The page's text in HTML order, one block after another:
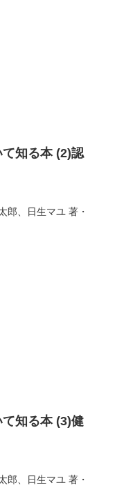
知る本 (2)認
郎 日生マユ 著・
知る本 (3)健
郎 日生マユ 著・